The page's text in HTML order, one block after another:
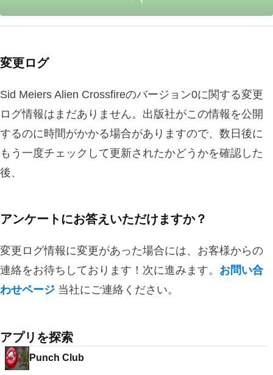
変更ログ
Sid Meiers Alien Crossfireのバージョン0に関する変更
ログ情報はまだありません。出版社がこの情報を公開
するのに時間がかかる場合がありますので、数日後に
もう一度チェックして更新されたかどうかを確認した
後、
アンケートにお答えいただけますか？
変更ログ情報に変更があった場合には、お客様からの
連絡をお待ちしております！次に進みます。 お問い合
わせページ 当社にご連絡ください。
アプリを探索
Punch Club